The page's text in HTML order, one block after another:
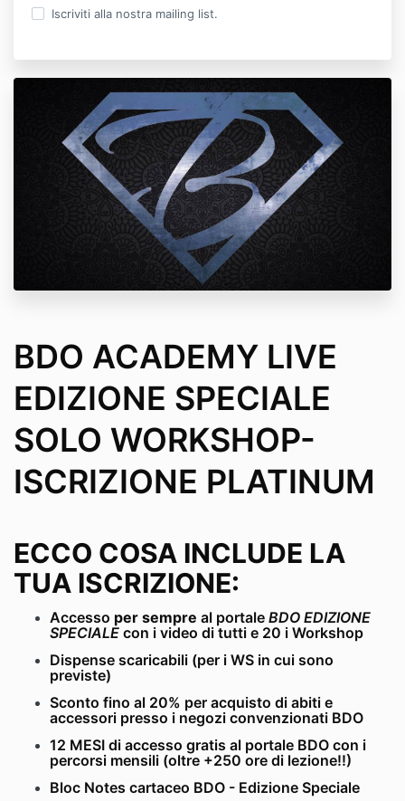
Iscriviti alla nostra mailing list.
BDO ACADEMY LIVE
EDIZIONE SPECIALE
SOLO WORKSHOP-
ISCRIZIONE PLATINUM
ECCO COSA INCLUDE LA
TUA ISCRIZIONE:
Accesso per sempre al portale BDO EDIZIONE
SPECIALE con i video di tutti e 20 i Workshop
Dispense scaricabili (per i WS in cui sono
previste)
Sconto fino al 20% per acquisto di abiti e
accessori presso i negozi convenzionati BDO
12 MESI di accesso gratis al portale BDO con i
percorsi mensili (oltre +250 ore di lezione!!)
Bloc Notes cartaceo BDO - Edizione Speciale